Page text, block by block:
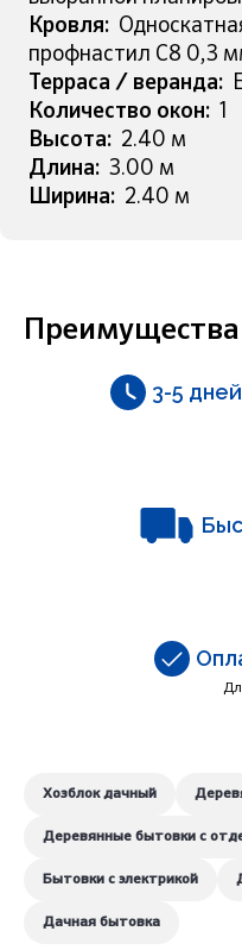
Кровля:
профнастил С8 0,3
Терраса / веранда:
Количество окон:
Высота: 2.40 м
Длина: 3.00 м
Ширина: 2.40 м
Преимущества
3-5
Хозблок дачный
Деревянные бытовки с
Бытовки с электрикой
Дачная бытовка